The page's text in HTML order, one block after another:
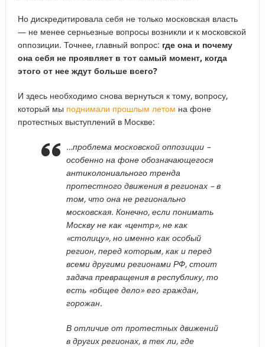
Но дискредитировала себя не только московская власть
— не менее серньезные вопросы возникли и к московской
оппозиции. Точнее, главный вопрос: где она и почему
она себя не проявляет в тот самый момент, когда
этого от нее ждут больше всего?
И здесь необходимо снова вернуться к тому, вопросу,
который мы поднимали прошлым летом на фоне
протестных выступлений в Москве:
…проблема московской оппозиции –
особенно на фоне обозначающегося
антиколониального тренда
протестного движения в регионах – в
том, что она не регионально
московская. Конечно, если понимать
Москву не как «центр», не как
«столицу», но именно как особый
регион, перед которым, как и перед
всеми другими регионами РФ, стоит
задача превращения в республику, то
есть «общее дело» его граждан,
горожан.
В отличие от протестных движений
в других регионах, в тех ли, где